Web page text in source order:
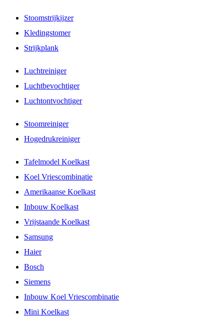
Stoomstrijkijzer
Kledingstomer
Strijkplank
Luchtreiniger
Luchtbevochtiger
Luchtontvochtiger
Stoomreiniger
Hogedrukreiniger
Tafelmodel Koelkast
Koel Vriescombinatie
Amerikaanse Koelkast
Inbouw Koelkast
Vrijstaande Koelkast
Samsung
Haier
Bosch
Siemens
Inbouw Koel Vriescombinatie
Mini Koelkast